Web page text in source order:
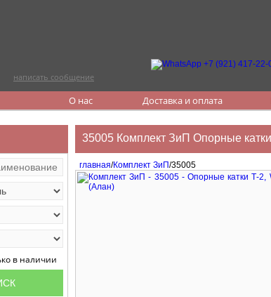
написать сообщение
О нас Доставка и оплата
в наличии
35005 Комплект ЗиП Опорные
главная/Комплект ЗиП/35005